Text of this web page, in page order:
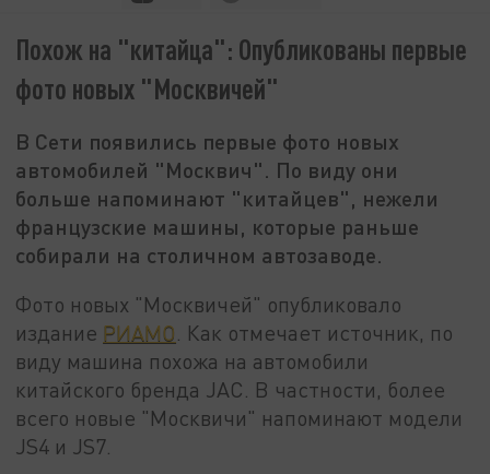
Похож на "китайца": Опубликованы первые
фото новых "Москвичей"
В Сети появились первые фото новых
автомобилей "Москвич". По виду они
больше напоминают "китайцев", нежели
французские машины, которые раньше
собирали на столичном автозаводе.
Фото новых "Москвичей" опубликовало
издание РИАМО . Как отмечает источник, по
виду машина похожа на автомобили
китайского бренда JAC. В частности, более
всего новые "Москвичи" напоминают модели
JS4 и JS7.